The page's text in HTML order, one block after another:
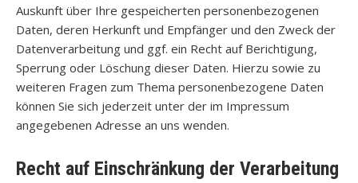
Auskunft über Ihre gespeicherten personenbezogenen
Daten, deren Herkunft und Empfänger und den Zweck der
Datenverarbeitung und ggf. ein Recht auf Berichtigung,
Sperrung oder Löschung dieser Daten. Hierzu sowie zu
weiteren Fragen zum Thema personenbezogene Daten
können Sie sich jederzeit unter der im Impressum
angegebenen Adresse an uns wenden.
Recht auf Einschränkung der Verarbeitung